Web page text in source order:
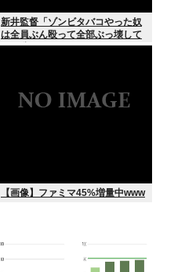
新井監督「ゾンビタバコやった奴
は全員ぶん殴って全部ぶっ壊して
から辞めたい」
【画像】ファミマ45%増量中www